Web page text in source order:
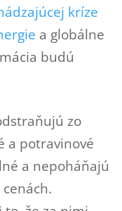
kríze
a globálne
budú
zo
a potravinové
a nepoháňajú